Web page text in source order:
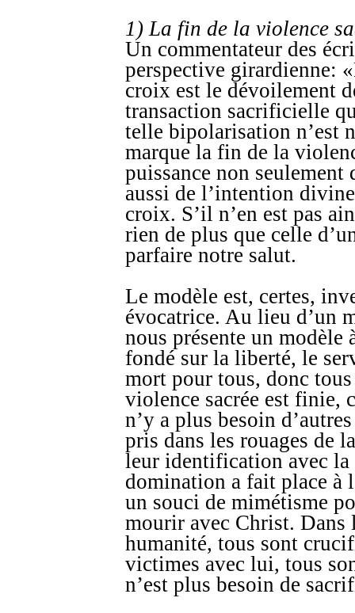
1) La fin de la violence
Un commentateur des
perspective girardienne:
croix est le dévoilement
transaction sacrificielle
telle bipolarisation n’est
marque la fin de la
puissance non
aussi de l’intention
croix. S’il n’en est pas
rien de plus que celle
parfaire notre salut.
Le modèle est, certes,
évocatrice. Au lieu d’un
nous présente un
fondé sur la liberté, le
mort pour tous, donc
violence sacrée est finie,
n’y a plus besoin
pris dans les rouages de
leur identification avec
domination a fait place à
un souci de mimétisme
mourir avec Christ. Dans
humanité, tous sont
victimes avec lui, tous
n’est plus besoin de